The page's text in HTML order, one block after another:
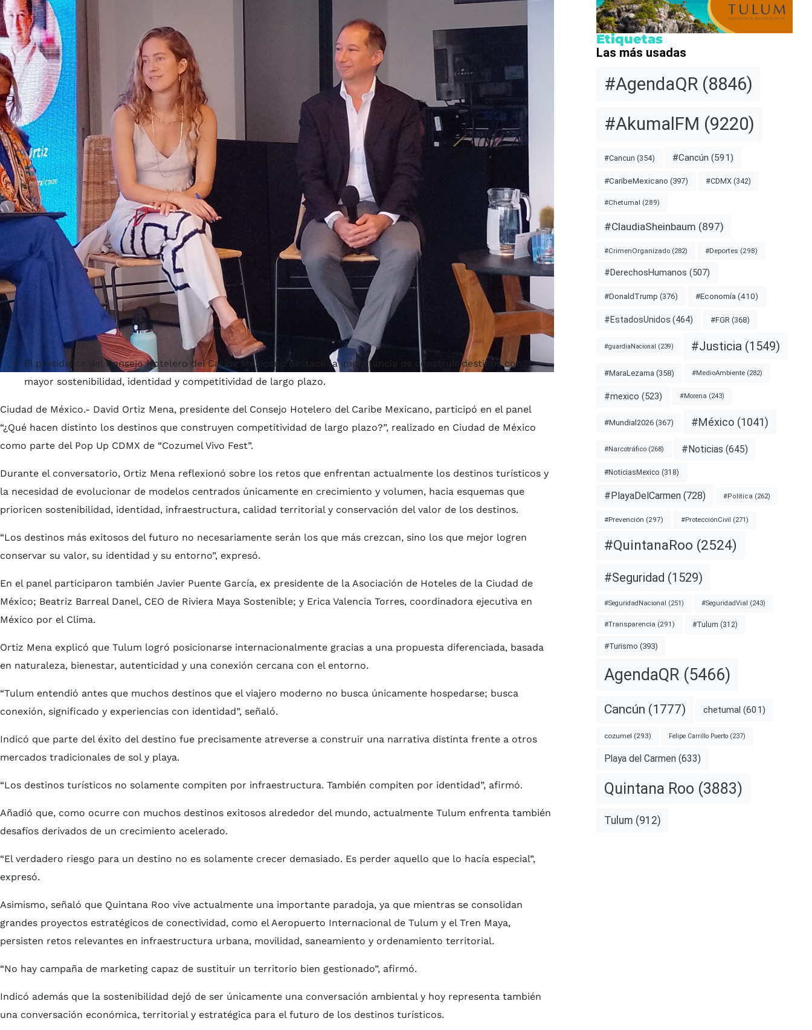
El presidente del Consejo Hotelero del Caribe Mexicano destacó la importancia de construir destinos con
mayor sostenibilidad, identidad y competitividad de largo plazo.
Ciudad de México.- David Ortiz Mena, presidente del Consejo Hotelero del Caribe Mexicano, participó en el panel
“¿Qué hacen distinto los destinos que construyen competitividad de largo plazo?”, realizado en Ciudad de México
como parte del Pop Up CDMX de “Cozumel Vivo Fest”.
Durante el conversatorio, Ortiz Mena reflexionó sobre los retos que enfrentan actualmente los destinos turísticos y
la necesidad de evolucionar de modelos centrados únicamente en crecimiento y volumen, hacia esquemas que
prioricen sostenibilidad, identidad, infraestructura, calidad territorial y conservación del valor de los destinos.
“Los destinos más exitosos del futuro no necesariamente serán los que más crezcan, sino los que mejor logren
conservar su valor, su identidad y su entorno”, expresó.
En el panel participaron también Javier Puente García, ex presidente de la Asociación de Hoteles de la Ciudad de
México; Beatriz Barreal Danel, CEO de Riviera Maya Sostenible; y Erica Valencia Torres, coordinadora ejecutiva en
México por el Clima.
Ortiz Mena explicó que Tulum logró posicionarse internacionalmente gracias a una propuesta diferenciada, basada
en naturaleza, bienestar, autenticidad y una conexión cercana con el entorno.
“Tulum entendió antes que muchos destinos que el viajero moderno no busca únicamente hospedarse; busca
conexión, significado y experiencias con identidad”, señaló.
Indicó que parte del éxito del destino fue precisamente atreverse a construir una narrativa distinta frente a otros
mercados tradicionales de sol y playa.
“Los destinos turísticos no solamente compiten por infraestructura. También compiten por identidad”, afirmó.
Añadió que, como ocurre con muchos destinos exitosos alrededor del mundo, actualmente Tulum enfrenta también
desafíos derivados de un crecimiento acelerado.
“El verdadero riesgo para un destino no es solamente crecer demasiado. Es perder aquello que lo hacía especial”,
expresó.
Asimismo, señaló que Quintana Roo vive actualmente una importante paradoja, ya que mientras se consolidan
grandes proyectos estratégicos de conectividad, como el Aeropuerto Internacional de Tulum y el Tren Maya,
persisten retos relevantes en infraestructura urbana, movilidad, saneamiento y ordenamiento territorial.
“No hay campaña de marketing capaz de sustituir un territorio bien gestionado”, afirmó.
Indicó además que la sostenibilidad dejó de ser únicamente una conversación ambiental y hoy representa también
una conversación económica, territorial y estratégica para el futuro de los destinos turísticos.
Etiquetas
Las más usadas
#AgendaQR(8846)
#AkumalFM (9220)
#Cancun (354) #Cancún (591)
#CaribeMexicano (397) #CDMX(342)
#Chetumal (289)
#ClaudiaSheinbaum (897)
#CrimenOrganizado(282) #Deportes (298)
#DerechosHumanos (507)
#DonaldTrump (376) #Economía (410)
#EstadosUnidos (464) #FGR (368)
#guardiaNacional (239) #Justicia (1549)
#MaraLezama (358) #MedioAmbiente(282)
#mexico (523) #Morena (243)
#Mundial2026(367) #México(1041)
#Narcotráfico(268) #Noticias (645)
#NoticiasMexico (318)
#PlayaDelCarmen(728) #Política (262)
#Prevención (297) #ProtecciónCivil (271)
#QuintanaRoo (2524)
#Seguridad (1529)
#SeguridadNacional (251) #SeguridadVial (243)
#Transparencia (291) #Tulum (312)
#Turismo (393)
AgendaQR(5466)
Cancún (1777) chetumal (601)
cozumel (293) Felipe Carrillo Puerto(237)
Playa del Carmen (633)
Quintana Roo (3883)
Tulum (912)